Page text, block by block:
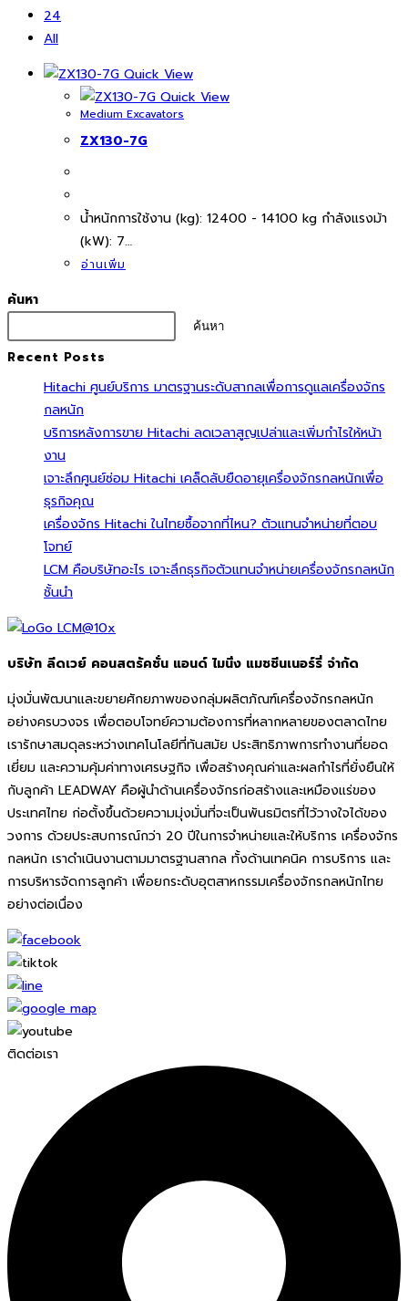
24
All
Quick View
Quick View
Medium Excavators
ZX130-7G
นํ้าหนักการใช้งาน (kg): 12400 - 14100 kg กำลังแรงม้า
(kW): 7…
อ่านเพิ่ม
ค้นหา
ค้นหา
Recent Posts
Hitachi ศูนย์บริการ มาตรฐานระดับสากลเพื่อการดูแลเครื่องจักร
กลหนัก
บริการหลังการขาย Hitachi ลดเวลาสูญเปล่าและเพิ่มกำไรให้หน้า
งาน
เจาะลึกศูนย์ซ่อม Hitachi เคล็ดลับยืดอายุเครื่องจักรกลหนักเพื่อ
ธุรกิจคุณ
เครื่องจักร Hitachi ในไทยซื้อจากที่ไหน? ตัวแทนจำหน่ายที่ตอบ
โจทย์
LCM คือบริษัทอะไร เจาะลึกธุรกิจตัวแทนจำหน่ายเครื่องจักรกลหนัก
ชั้นนำ
บริษัท ลีดเวย์ คอนสตรัคชั่น แอนด์ ไมนิ่ง แมชชีนเนอร์รี่ จำกัด
มุ่งมั่นพัฒนาและขยายศักยภาพของกลุ่มผลิตภัณฑ์เครื่องจักรกลหนัก
อย่างครบวงจร เพื่อตอบโจทย์ความต้องการที่หลากหลายของตลาดไทย
เรารักษาสมดุลระหว่างเทคโนโลยีที่ทันสมัย ประสิทธิภาพการทำงานที่ยอด
เยี่ยม และความคุ้มค่าทางเศรษฐกิจ เพื่อสร้างคุณค่าและผลกำไรที่ยั่งยืนให้
กับลูกค้า LEADWAY คือผู้นำด้านเครื่องจักรก่อสร้างและเหมืองแร่ของ
ประเทศไทย ก่อตั้งขึ้นด้วยความมุ่งมั่นที่จะเป็นพันธมิตรที่ไว้วางใจได้ของ
วงการ ด้วยประสบการณ์กว่า 20 ปีในการจำหน่ายและให้บริการ เครื่องจักร
กลหนัก เราดำเนินงานตามมาตรฐานสากล ทั้งด้านเทคนิค การบริการ และ
การบริหารจัดการลูกค้า เพื่อยกระดับอุตสาหกรรมเครื่องจักรกลหนักไทย
อย่างต่อเนื่อง
ติดต่อเรา